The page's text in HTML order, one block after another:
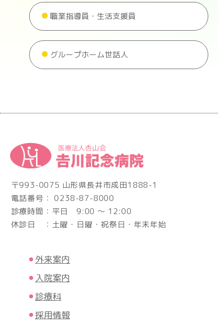
職業指導員・生活支援員
グループホーム世話人
〒993-0075 山形県長井市成田1888-1
電話番号： 0238-87-8000
診療時間：平日 9:00 ～ 12:00
休診日 ：土曜・日曜・祝祭日・年末年始
外来案内
入院案内
診療科
採用情報